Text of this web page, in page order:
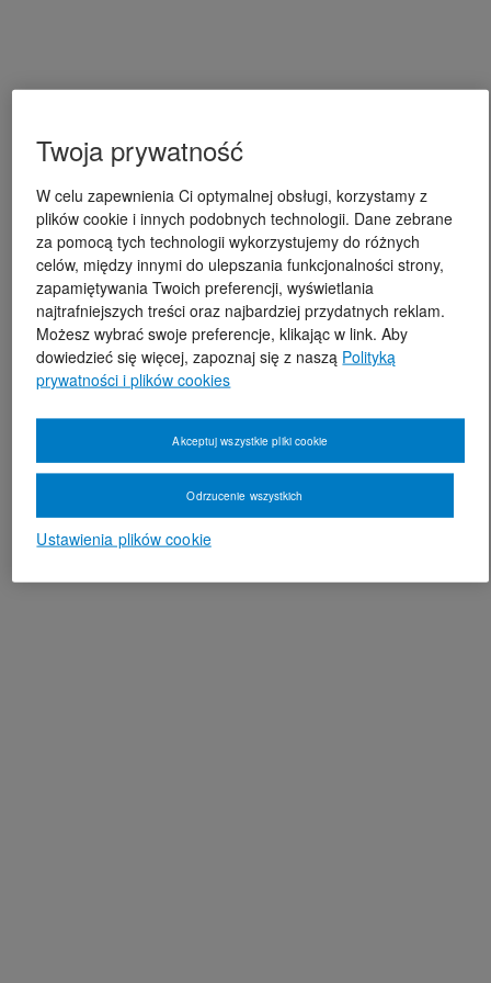
Twoja prywatność
W celu zapewnienia Ci optymalnej obsługi, korzystamy z
plików cookie i innych podobnych technologii. Dane zebrane
za pomocą tych technologii wykorzystujemy do różnych
celów, między innymi do ulepszania funkcjonalności strony,
zapamiętywania Twoich preferencji, wyświetlania
najtrafniejszych treści oraz najbardziej przydatnych reklam.
Możesz wybrać swoje preferencje, klikając w link. Aby
dowiedzieć się więcej, zapoznaj się z naszą Polityką
prywatności i plików cookies
Ustawienia plików cookie
Odrzucenie wszystkich
Akceptuj wszystkie pliki cookie